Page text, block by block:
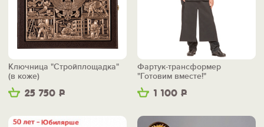
25 750 Р
Ключница "Стройплощадка"
(в коже)
1 100 Р
Фартук-трансформер
"Готовим вместе!"